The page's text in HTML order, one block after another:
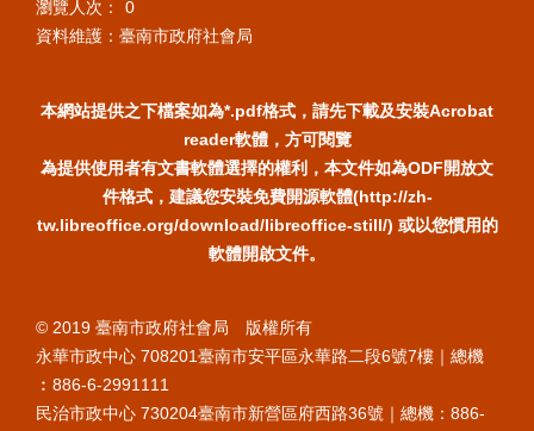
瀏覽人次：
0
資料維護：臺南市政府社會局
本網站提供之下檔案如為*.pdf格式，請先下載及安裝Acrobat
reader軟體，方可閱覽
為提供使用者有文書軟體選擇的權利，本文件如為ODF開放文
件格式，建議您安裝免費開源軟體(http://zh-
tw.libreoffice.org/download/libreoffice-still/) 或以您慣用的
軟體開啟文件。
© 2019 臺南市政府社會局 版權所有
永華市政中心 708201臺南市安平區永華路二段6號7樓｜總機
︰886-6-2991111
民治市政中心 730204臺南市新營區府西路36號｜總機：886-